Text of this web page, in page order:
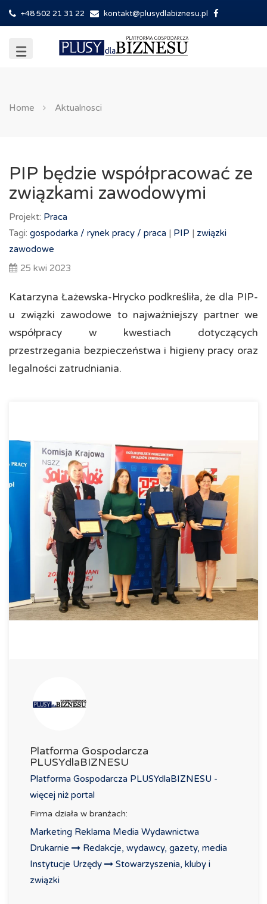
+48 502 21 31 22 kontakt@plusydlabiznesu.pl
Home Aktualnosci
PIP będzie współpracować ze
związkami zawodowymi
Projekt: Praca
Tagi: gospodarka / rynek pracy / praca | PIP | związki
zawodowe
25 kwi 2023
Katarzyna Łażewska-Hrycko podkreśliła, że dla PIP-
u związki zawodowe to najważniejszy partner we
współpracy w kwestiach dotyczących
przestrzegania bezpieczeństwa i higieny pracy oraz
legalności zatrudniania.
Platforma Gospodarcza
PLUSYdlaBIZNESU
Platforma Gospodarcza PLUSYdlaBIZNESU -
więcej niż portal
Firma działa w branżach:
Marketing Reklama Media Wydawnictwa
Drukarnie
Redakcje, wydawcy, gazety, media
Instytucje Urzędy
Stowarzyszenia, kluby i
związki